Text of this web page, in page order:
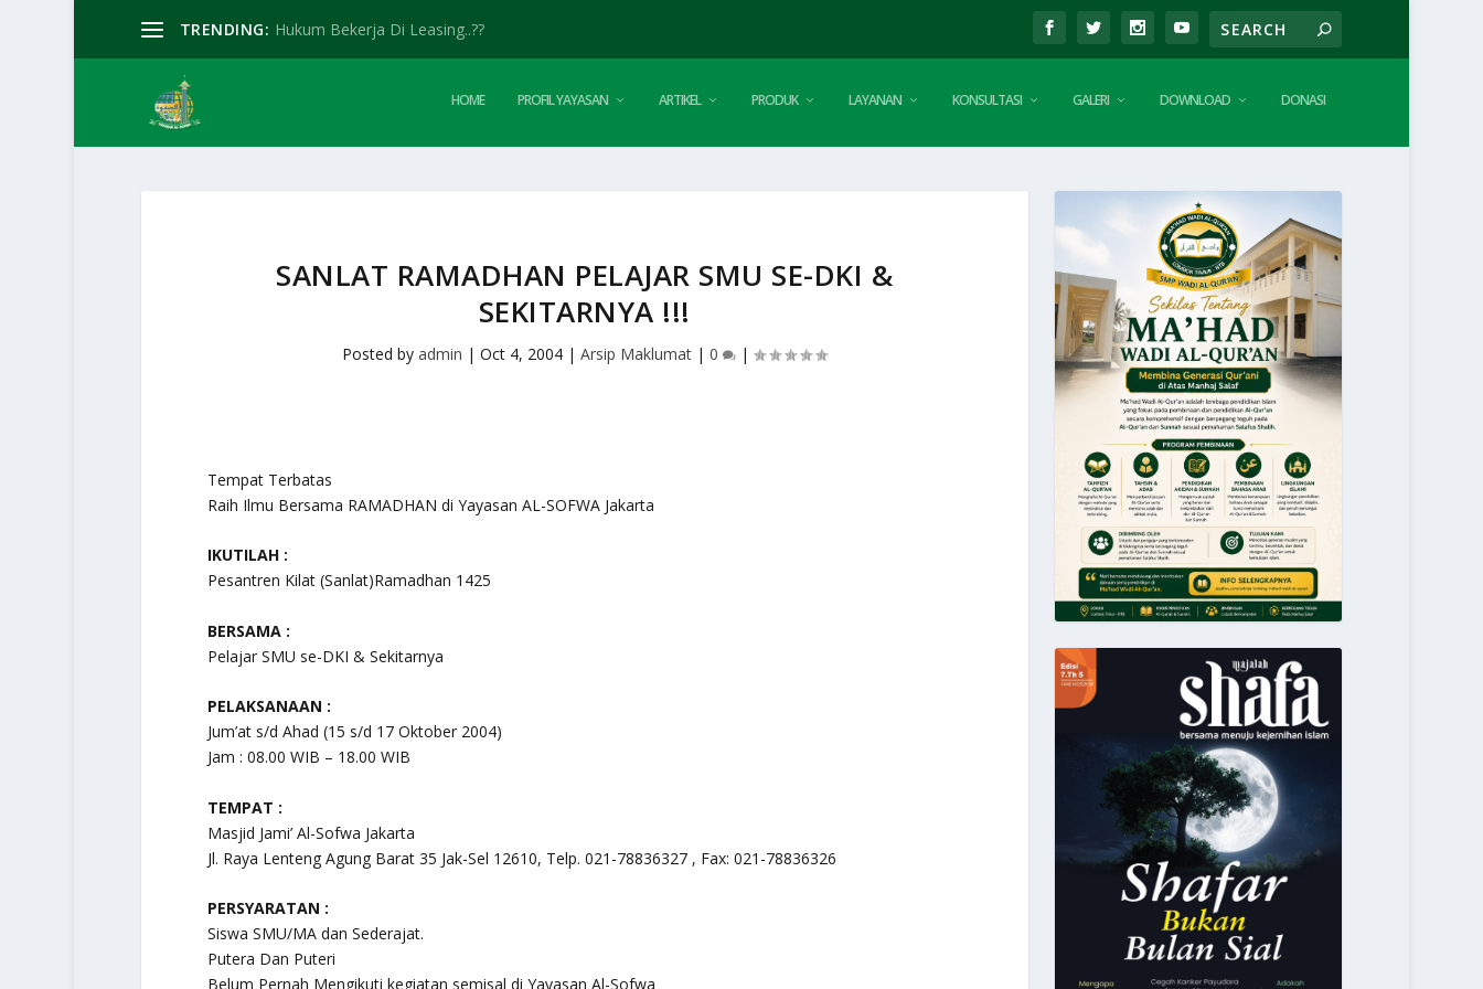
TRENDING: Hukum Bekerja Di Leasing..??
HOME PROFIL YAYASAN ARTIKEL PRODUK LAYANAN KONSULTASI GALERI DOWNLOAD DONASI
SANLAT RAMADHAN PELAJAR SMU SE-DKI &
SEKITARNYA !!!
Posted byadmin |Oct 4, 2004 |Arsip Maklumat |0 |
Tempat Terbatas
Raih Ilmu Bersama RAMADHAN di Yayasan AL-SOFWA Jakarta
IKUTILAH :
Pesantren Kilat (Sanlat)Ramadhan 1425
BERSAMA :
Pelajar SMU se-DKI & Sekitarnya
PELAKSANAAN :
Jum’at s/d Ahad (15 s/d 17 Oktober 2004)
Jam : 08.00 WIB – 18.00 WIB
TEMPAT :
Masjid Jami’ Al-Sofwa Jakarta
Jl. Raya Lenteng Agung Barat 35 Jak-Sel 12610, Telp. 021-78836327 , Fax: 021-78836326
PERSYARATAN :
Siswa SMU/MA dan Sederajat.
Putera Dan Puteri
Belum Pernah Mengikuti kegiatan semisal di Yayasan Al-Sofwa